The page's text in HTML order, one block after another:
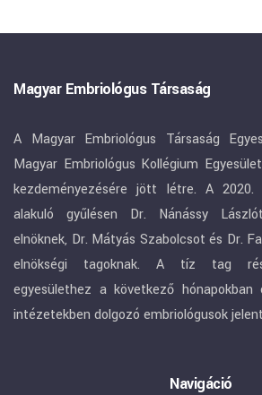
Magyar Embriológus Társaság
A Magyar Embriológus Társaság
Magyar Embriológus Kollégium
kezdeményezésére jött létre. A
alakuló gyűlésen Dr. Nánássy
elnöknek, Dr. Mátyás Szabolcsot és Dr.
elnökségi tagoknak. A tíz tag
egyesülethez a következő
intézetekben dolgozó embriológusok
Navigáció